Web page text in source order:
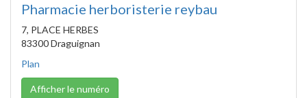
Pharmacie herboristerie reybau
7, PLACE HERBES
83300 Draguignan
Plan
Afficher le numéro